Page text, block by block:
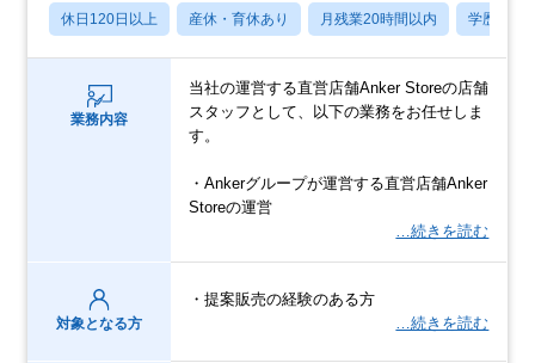
休日120日以上 産休・育休あり 月残業20時間以内 学歴不問
業務内容
当社の運営する直営店舗Anker Storeの店舗
スタッフとして、以下の業務をお任せしま
す。
・Ankerグループが運営する直営店舗Anker
Storeの運営
…続きを読む
対象となる方
・提案販売の経験のある方
…続きを読む